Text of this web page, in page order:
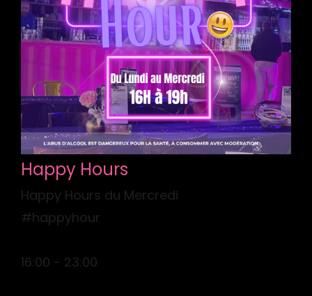
Happy Hours
Happy Hours du Mercredi
#happyhour
16:00 - 23:00